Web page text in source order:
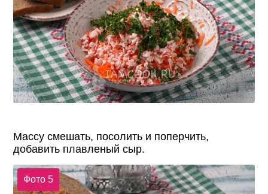
Массу смешать, посолить и поперчить,
добавить плавленый сыр.
Фото 5